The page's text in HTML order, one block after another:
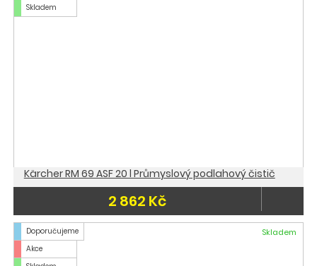
Skladem
Kärcher RM 69 ASF 20 l Průmyslový podlahový čistič
2 862 Kč
Doporučujeme
Akce
Skladem